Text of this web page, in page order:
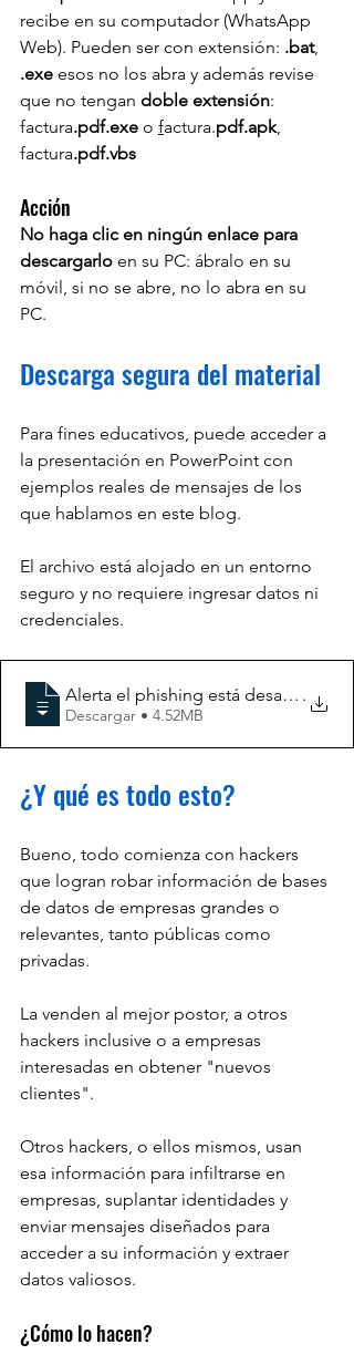
recibe en su computador (WhatsApp
Web). Pueden ser con extensión: .bat,
.exe esos no los abra y además revise
que no tengan doble extensión:
factura.pdf.exe o factura.pdf.apk,
factura.pdf.vbs
Acción
No haga clic en ningún enlace para
descargarlo en su PC: ábralo en su
móvil, si no se abre, no lo abra en su
PC.
Descarga segura del material
Para fines educativos, puede acceder a
la presentación en PowerPoint con
ejemplos reales de mensajes de los
que hablamos en este blog.
El archivo está alojado en un entorno
seguro y no requiere ingresar datos ni
credenciales.
Alerta el phishing está desatado y
.
Descargar • 4.52MB
¿Y qué es todo esto?
Bueno, todo comienza con hackers
que logran robar información de bases
de datos de empresas grandes o
relevantes, tanto públicas como
privadas.
La venden al mejor postor, a otros
hackers inclusive o a empresas
interesadas en obtener "nuevos
clientes".
Otros hackers, o ellos mismos, usan
esa información para infiltrarse en
empresas, suplantar identidades y
enviar mensajes diseñados para
acceder a su información y extraer
datos valiosos.
¿Cómo lo hacen?